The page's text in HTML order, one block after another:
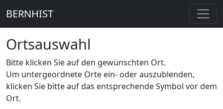
BERNHIST
Ortsauswahl
Bitte klicken Sie auf den gewünschten Ort.
Um untergeordnete Orte ein- oder auszublenden,
klicken Sie bitte auf das entsprechende Symbol vor dem
Ort.